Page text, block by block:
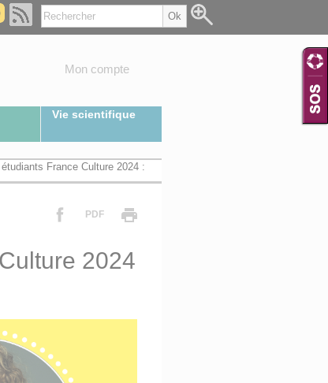
Mon compte
Vie scientifique
France Culture 2024 :
PDF
2024